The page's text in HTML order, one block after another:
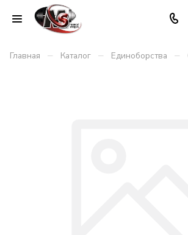
Главная – Каталог – Единоборства –